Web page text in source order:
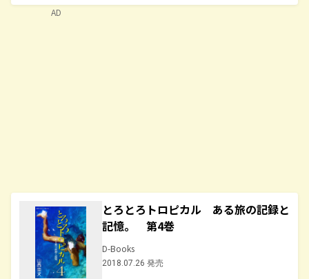
とろとろトロピカル ある旅の記録と
記憶。 第4巻
D-Books
2018.07.26 発売
AD